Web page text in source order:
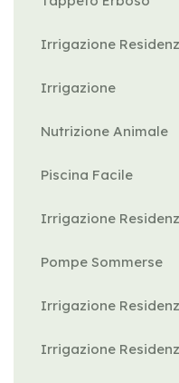
Irrigazione
Irrigazione
Nutrizione Animale
Piscina Facile
Irrigazione
Pompe Sommerse
Irrigazione
Irrigazione